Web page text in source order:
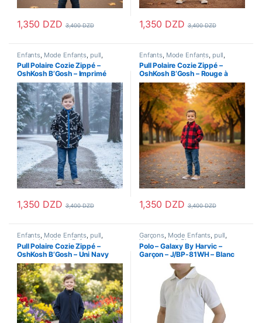
1,350 DZD 3,400DZD
Ce produit a plusieurs variations. Les options peuvent être
1,350 DZD 3,400DZD
Ce produit a plusieurs
Enfants Mode Enfants pull
sweatshirt Veste Enfant ,
Vetements Enfants
Pull Polaire Cozie Zippé –
OshKosh B’Gosh – Imprimé
Dinosaure
1,350 DZD 3,400DZD
Ce produit a plusieurs variations. Les options peuvent être
Enfants Mode Enfants pull
sweatshirt Veste Enfant ,
Vetements Enfants
Pull Polaire Cozie Zippé –
OshKosh B’Gosh – Rouge à
Carreaux
1,350 DZD 3,400DZD
Ce produit a plusieurs
Enfants, Mode Enfants, pull,
sweatshirt ,Veste Enfant ,
Vetements Enfants
Pull Polaire Cozie Zippé –
OshKosh B’Gosh – Uni Navy
Garçons, Mode Enfants, pull,
Vetements & Chaussures
Vetements Enfants
Polo – Galaxy By Harvic –
Garçon – J/BP-81WH – Blanc